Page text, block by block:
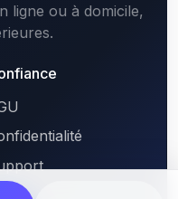
ligne ou à domicile,